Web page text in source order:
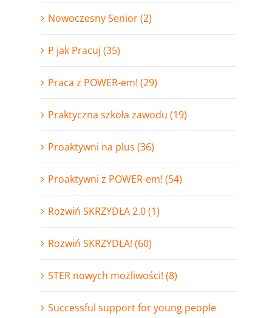
Nowoczesny Senior (2)
P jak Pracuj (35)
Praca z POWER-em! (29)
Praktyczna szkoła zawodu (19)
Proaktywni na plus (36)
Proaktywni z POWER-em! (54)
Rozwiń SKRZYDŁA 2.0 (1)
Rozwiń SKRZYDŁA! (60)
STER nowych możliwości! (8)
Successful support for young people